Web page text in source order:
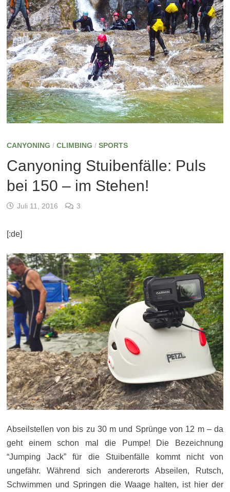
CANYONING / CLIMBING / SPORTS
Canyoning Stuibenfälle: Puls
bei 150 – im Stehen!
Juli 11, 2016 3
[:de]
Abseilstellen von bis zu 30 m und Sprünge von 12 m – da
geht einem schon mal die Pumpe! Die Bezeichnung
“Jumping Jack” für die Stuibenfälle kommt nicht von
ungefähr. Während sich andererorts Abseilen, Rutsch,
Schwimmen und Springen die Waage halten, ist hier der